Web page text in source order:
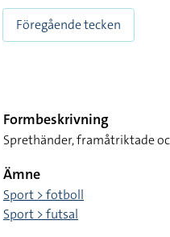
Föregående tecken
Formbeskrivning
Sprethänder, framåtriktade
Ämne
Sport > fotboll
Sport > futsal